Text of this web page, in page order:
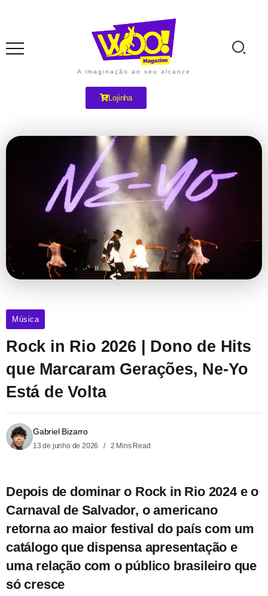
A imaginação ao seu alcance
Lojinha
Música
Rock in Rio 2026 | Dono de Hits
que Marcaram Gerações, Ne-Yo
Está de Volta
Gabriel Bizarro
13 de junho de 2026 2 Mins Read
Depois de dominar o Rock in Rio 2024 e o
Carnaval de Salvador, o americano
retorna ao maior festival do país com um
catálogo que dispensa apresentação e
uma relação com o público brasileiro que
só cresce